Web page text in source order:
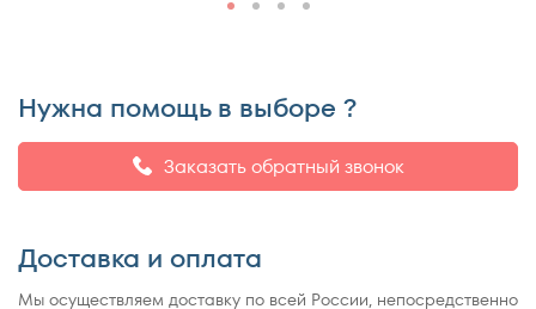
155x200
160x180
160x186
160x195
160x200
Нужна помощь в выборе ?
Заказать обратный звонок
Доставка и оплата
Мы осуществляем доставку по всей России, непосредственно